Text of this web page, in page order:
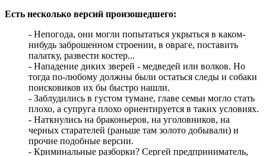
Есть несколько версий произошедшего:
- Непогода, они могли попытаться укрыться в каком-
нибудь заброшенном строении, в овраге, поставить
палатку, развести костер...
- Нападение диких зверей - медведей или волков. Но
тогда по-любому должны были остаться следы и собаки
поисковиков их бы быстро нашли.
- Заблудились в густом тумане, главе семьи могло стать
плохо, а супруга плохо ориентируется в таких условиях.
- Наткнулись на браконьеров, на уголовников, на
черных старателей (раньше там золото добывали) и
прочие подобные версии.
- Криминальные разборки? Сергей предприниматель,